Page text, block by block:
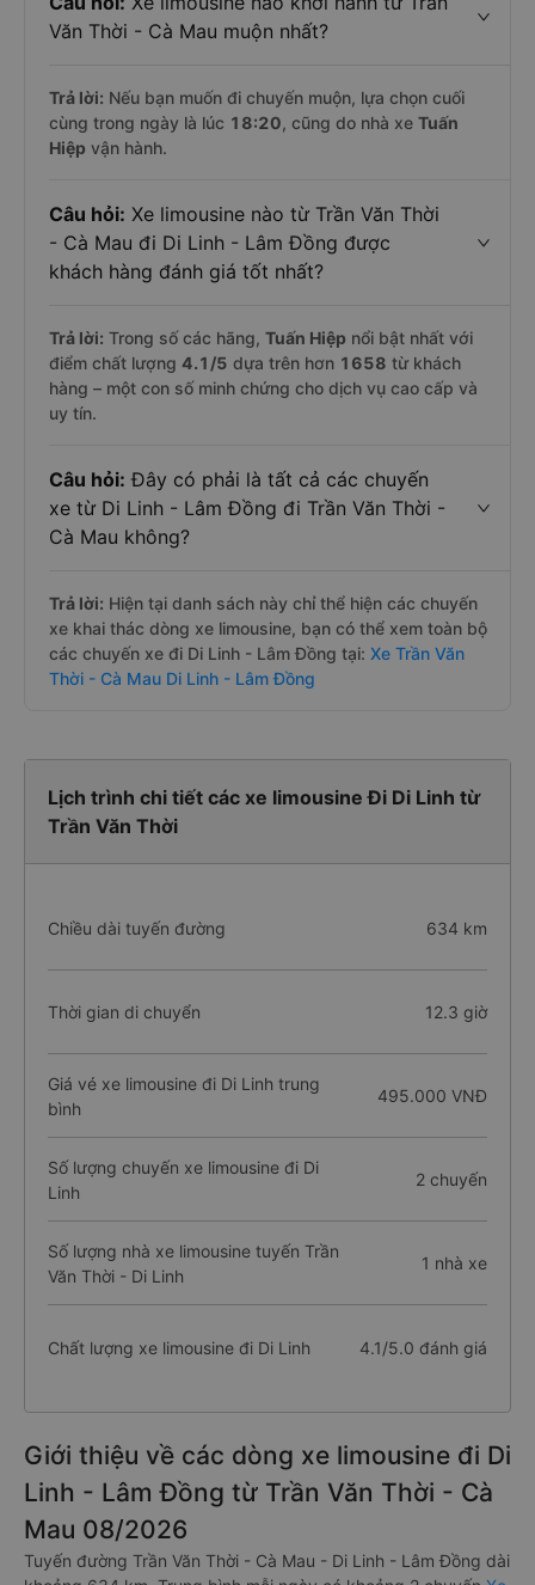
Văn Thời - Cà Mau muộn nhất?
Trả lời: Nếu bạn muốn đi chuyến muộn, lựa chọn cuối
cùng trong ngày là lúc 18:20, cũng do nhà xe Tuấn
Hiệp vận hành.
Câu hỏi: Xe limousine nào từ Trần Văn Thời
- Cà Mau đi Di Linh - Lâm Đồng được
khách hàng đánh giá tốt nhất?
Trả lời: Trong số các hãng, Tuấn Hiệp nổi bật nhất với
điểm chất lượng 4.1 /5 dựa trên hơn 1658 từ khách
hàng – một con số minh chứng cho dịch vụ cao cấp và
uy tín.
Câu hỏi: Đây có phải là tất cả các chuyến
xe từ Di Linh - Lâm Đồng đi Trần Văn Thời -
Cà Mau không?
Trả lời: Hiện tại danh sách này chỉ thể hiện các chuyến
xe khai thác dòng xe limousine, bạn có thể xem toàn bộ
các chuyến xe đi Di Linh - Lâm Đồng tại: Xe Trần Văn
Thời - Cà Mau Di Linh - Lâm Đồng
Lịch trình chi tiết các xe limousine Đi Di Linh từ
Trần Văn Thời
Chiều dài tuyến đường 634 km
Thời gian di chuyển 12.3 giờ
Giá vé xe limousine đi Di Linh trung
bình
495.000 VNĐ
Số lượng chuyến xe limousine đi Di
Linh
2 chuyến
Số lượng nhà xe limousine tuyến Trần
Văn Thời - Di Linh
1 nhà xe
Chất lượng xe limousine đi Di Linh 4.1/5.0 đánh giá
Giới thiệu về các dòng xe limousine đi Di
Linh - Lâm Đồng từ Trần Văn Thời - Cà
Mau 08/2026
Tuyến đường Trần Văn Thời - Cà Mau - Di Linh - Lâm Đồng dài